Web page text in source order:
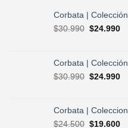
Corbata |
$30.990 El
era:
$24.990El
Corbata |
$30.990 El
era:
$30.990.
$24.990El
Corbata |
$24.500 El
$19.600El